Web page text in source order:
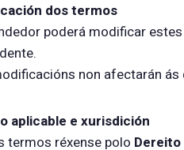
dos termos
poderá modificar
non afectarán
aplicable e xurisdición
termos réxense polo